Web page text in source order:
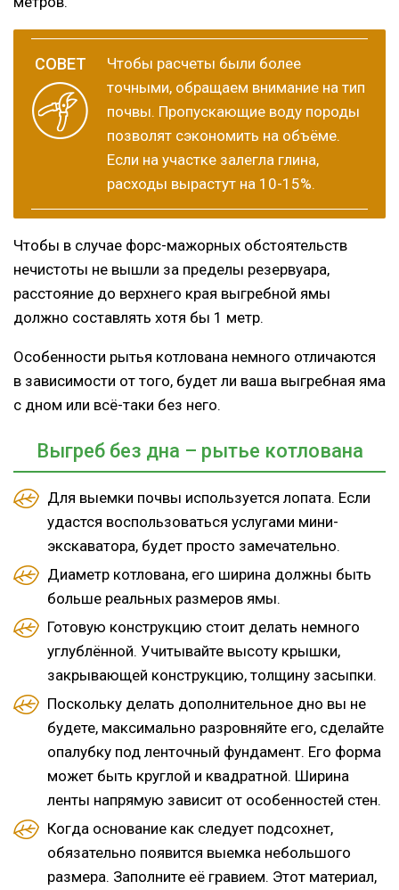
Чтобы расчеты были более
точными, обращаем внимание на тип
почвы. Пропускающие воду породы
позволят сэкономить на объёме.
Если на участке залегла глина,
расходы вырастут на 10-15%.
Чтобы в случае форс-мажорных обстоятельств
нечистоты не вышли за пределы резервуара,
расстояние до верхнего края выгребной ямы
должно составлять хотя бы 1 метр.
Особенности рытья котлована немного отличаются
в зависимости от того, будет ли ваша выгребная яма
с дном или всё-таки без него.
Выгреб без дна – рытье котлована
Для выемки почвы используется лопата. Если
удастся воспользоваться услугами мини-
экскаватора, будет просто замечательно.
Диаметр котлована, его ширина должны быть
больше реальных размеров ямы.
Готовую конструкцию стоит делать немного
углублённой. Учитывайте высоту крышки,
закрывающей конструкцию, толщину засыпки.
Поскольку делать дополнительное дно вы не
будете, максимально разровняйте его, сделайте
опалубку под ленточный фундамент. Его форма
может быть круглой и квадратной. Ширина
ленты напрямую зависит от особенностей стен.
Когда основание как следует подсохнет,
обязательно появится выемка небольшого
размера. Заполните её гравием. Этот материал,